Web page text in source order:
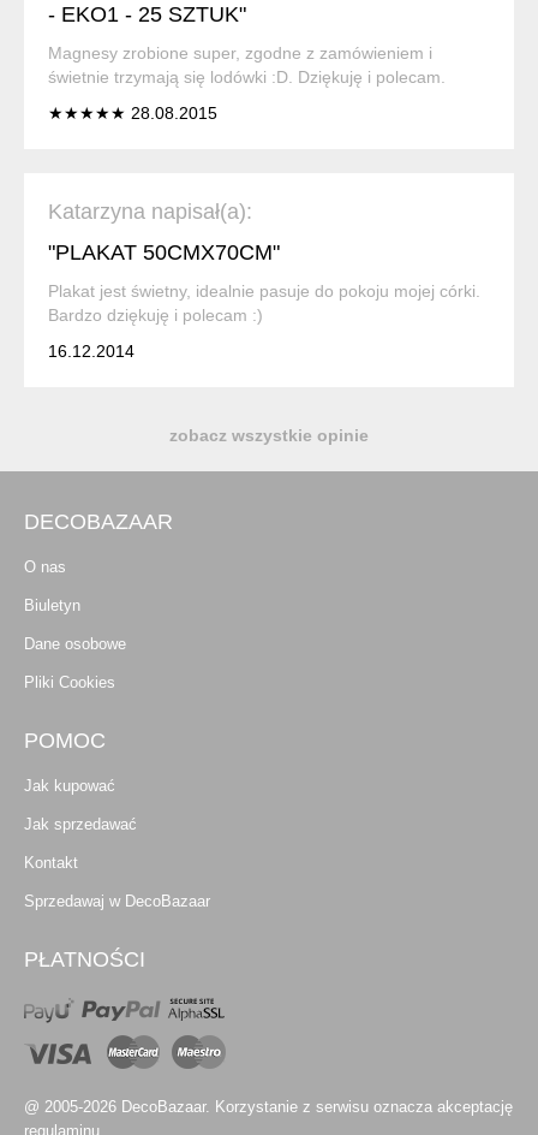
- EKO1 - 25 SZTUK"
Magnesy zrobione super, zgodne z zamówieniem i
świetnie trzymają się lodówki :D. Dziękuję i polecam.
★★★★★ 28.08.2015
Katarzyna napisał(a):
"PLAKAT 50CMX70CM"
Plakat jest świetny, idealnie pasuje do pokoju mojej córki.
Bardzo dziękuję i polecam :)
16.12.2014
zobacz wszystkie opinie
DECOBAZAAR
O nas
Biuletyn
Dane osobowe
Pliki Cookies
POMOC
Jak kupować
Jak sprzedawać
Kontakt
Sprzedawaj w DecoBazaar
PŁATNOŚCI
@ 2005-2026 DecoBazaar. Korzystanie z serwisu oznacza akceptację
regulaminu.